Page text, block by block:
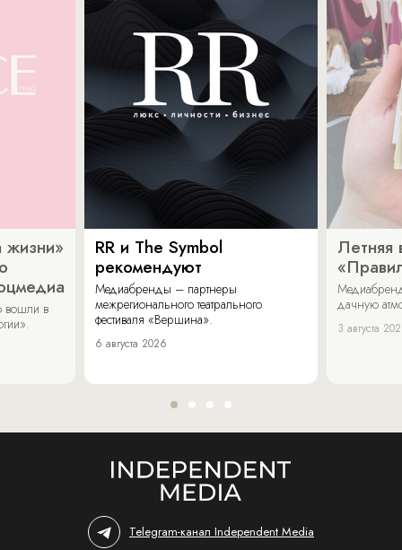
жизни»
вошли в
RR и The Symbol
рекомендуют
Медиабренды – партнеры
межрегионального театрального
фестиваля «Вершина».
6 августа 2026
Летняя
дачную
3 августа
Telegram-канал Independent Media